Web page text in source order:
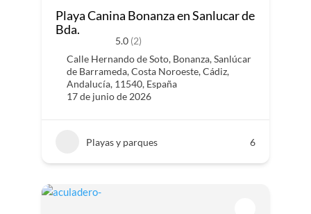
Playa Canina Bonanza en Sanlucar de
Bda.
5.0 (2)
Calle Hernando de Soto, Bonanza, Sanlúcar
de Barrameda, Costa Noroeste, Cádiz,
Andalucía, 11540, España
17 de junio de 2026
Playas y parques 6